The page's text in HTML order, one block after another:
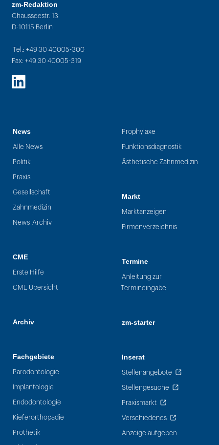
zm-Redaktion
Chausseestr. 13
D-10115 Berlin
Tel.: +49 30 40005-300
Fax: +49 30 40005-319
LinkedIn
News
Alle News
Politik
Praxis
Gesellschaft
Zahnmedizin
News-Archiv
CME
Erste Hilfe
CME Übersicht
Archiv
Fachgebiete
Parodontologie
Implantologie
Endodontologie
Kieferorthopädie
Prothetik
Prophylaxe
Funktionsdiagnostik
Ästhetische Zahnmedizin
Markt
Marktanzeigen
Firmenverzeichnis
Termine
Anleitung zur
Termineingabe
zm-starter
Inserat
Stellenangebote
Stellengesuche
Praxismarkt
Verschiedenes
Anzeige aufgeben